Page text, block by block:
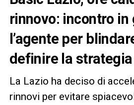
rinnovo: incontro in
l’agente per
definire la
La Lazio ha deciso di
rinnovi per evitare